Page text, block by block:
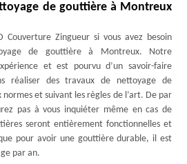
de gouttière à Montreux
Couverture Zingueur si vous avez besoin
de gouttière à Montreux. Notre
et est pourvu d’un savoir-faire
réaliser des travaux de nettoyage de
et suivant les règles de l’art. De par
pas à vous inquiéter même en cas de
seront entièrement fonctionnelles et
pour avoir une gouttière durable, il est
par an.